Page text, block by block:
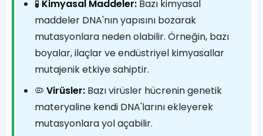
🧪 Kimyasal Maddeler: Bazı kimyasal
maddeler DNA'nın yapısını bozarak
mutasyonlara neden olabilir. Örneğin, bazı
boyalar, ilaçlar ve endüstriyel kimyasallar
mutajenik etkiye sahiptir.
🦠 Virüsler: Bazı virüsler hücrenin genetik
materyaline kendi DNA'larını ekleyerek
mutasyonlara yol açabilir.